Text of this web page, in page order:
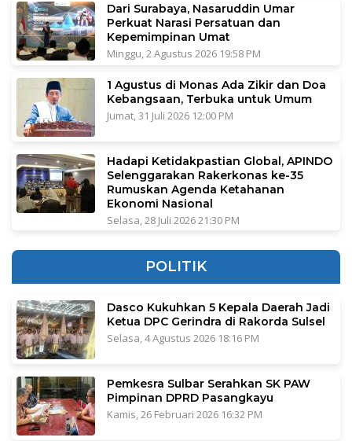
Dari Surabaya, Nasaruddin Umar
Perkuat Narasi Persatuan dan
Kepemimpinan Umat
Minggu, 2 Agustus 2026 19:58 PM
1 Agustus di Monas Ada Zikir dan Doa
Kebangsaan, Terbuka untuk Umum
Jumat, 31 Juli 2026 12:00 PM
Hadapi Ketidakpastian Global, APINDO
Selenggarakan Rakerkonas ke-35
Rumuskan Agenda Ketahanan
Ekonomi Nasional
Selasa, 28 Juli 2026 21:30 PM
POLITIK
Dasco Kukuhkan 5 Kepala Daerah Jadi
Ketua DPC Gerindra di Rakorda Sulsel
Selasa, 4 Agustus 2026 18:16 PM
Pemkesra Sulbar Serahkan SK PAW
Pimpinan DPRD Pasangkayu
Kamis, 26 Februari 2026 16:32 PM